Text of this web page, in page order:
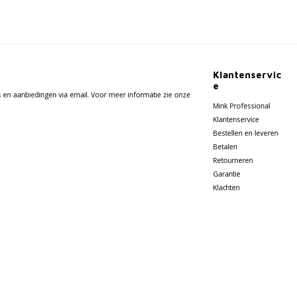
aanbiedingen via email. Voor meer informatie zie onze
Klantenservic
e
Mink Professional
Klantenservice
Bestellen en leveren
Betalen
Retourneren
Garantie
Klachten